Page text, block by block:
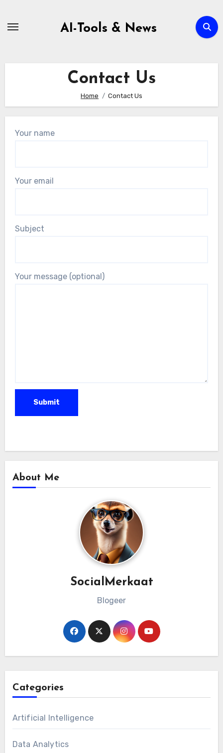
AI-Tools & News
Contact Us
Home Contact Us
Your name
Your email
Subject
Your message (optional)
About Me
SocialMerkaat
Blogeer
Categories
Artificial Intelligence
Data Analytics